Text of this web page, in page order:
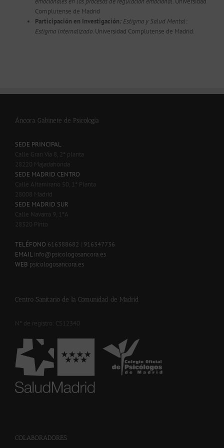
Complutense de Madrid
Participación en Investigación: Estigma y Salud Mental:
Estigma Internalizado. Universidad Complutense de Madrid.
Áncora Gabinete de Psicología
SEDE PRINCIPAL
Calle Gran Vía 8, 2ª planta
28220 Majadahonda
SEDE MADRID CENTRO
Calle Altamirano 50, 1ª Planta
28008 Madrid
SEDE MADRID SUR
Calle Navarra 9, 1ºA
28320 Pinto
TELÉFONO 616388682
916347736
EMAIL info@psicologosancora.es
WEB psicologosancora.es
Centro Sanitario de la Comunidad de Madrid
Nº de registro: CS12340
COLABORADORES